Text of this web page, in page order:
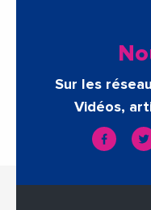
Sur les
Vidéos,